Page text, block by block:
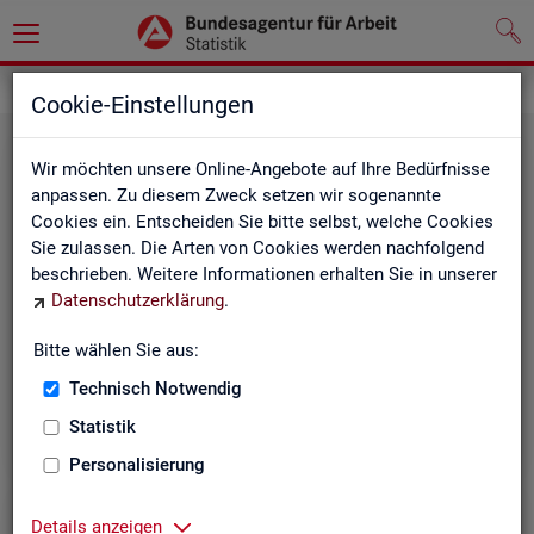
Cookie-Einstellungen
Wir möchten unsere Online-Angebote auf Ihre Bedürfnisse
anpassen. Zu diesem Zweck setzen wir sogenannte
Cookies ein. Entscheiden Sie bitte selbst, welche Cookies
Sie zulassen. Die Arten von Cookies werden nachfolgend
beschrieben. Weitere Informationen erhalten Sie in unserer
Datenschutzerklärung.
Bitte wählen Sie aus:
Technisch Notwendig
Statistik
Personalisierung
Details anzeigen
Me­tho­di­sche Hin­wei­se
Hintergrundinformationen und methodische Hinweise
zu den Fachstatistiken und weiteren Themen, z. B. zur